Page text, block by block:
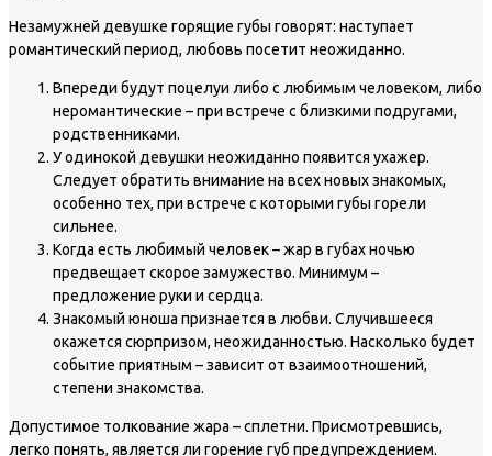
Незамужней девушке горящие губы говорят: наступает
романтический период, любовь посетит неожиданно.
Впереди будут поцелуи либо с любимым человеком, либо
неромантические – при встрече с близкими подругами,
родственниками.
У одинокой девушки неожиданно появится ухажер.
Следует обратить внимание на всех новых знакомых,
особенно тех, при встрече с которыми губы горели
сильнее.
Когда есть любимый человек – жар в губах ночью
предвещает скорое замужество. Минимум –
предложение руки и сердца.
Знакомый юноша признается в любви. Случившееся
окажется сюрпризом, неожиданностью. Насколько будет
событие приятным – зависит от взаимоотношений,
степени знакомства.
Допустимое толкование жара – сплетни. Присмотревшись,
легко понять, является ли горение губ предупреждением.